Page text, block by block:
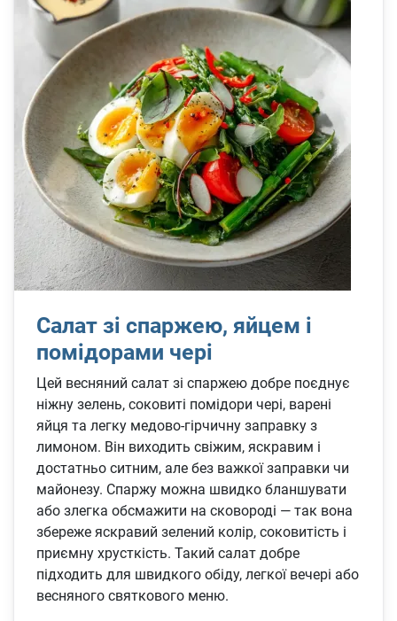
Салат зі спаржею, яйцем і
помідорами чері
Цей весняний салат зі спаржею добре поєднує
ніжну зелень, соковиті помідори чері, варені
яйця та легку медово-гірчичну заправку з
лимоном. Він виходить свіжим, яскравим і
достатньо ситним, але без важкої заправки чи
майонезу. Спаржу можна швидко бланшувати
або злегка обсмажити на сковороді — так вона
збереже яскравий зелений колір, соковитість і
приємну хрусткість. Такий салат добре
підходить для швидкого обіду, легкої вечері або
весняного святкового меню.